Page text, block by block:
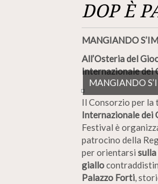
DOP È
MANGIANDO
All’Osteria del
Internazionale dei
MANGIANDO
Il Consorzio per
Internazionale dei
Festival è
patrocino della
per orientarsi sulla
giallo
Palazzo Forti,